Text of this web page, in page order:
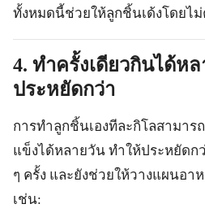
ทั้งหมดนี้ช่วยให้ลูกชิ้นเด้งโดยไม่
4. ทำครั้งเดียวกินได้ห
ประหยัดกว่า
การทำลูกชิ้นเองทีละกิโลสามาร
แข็งได้หลายวัน ทำให้ประหยัด
ๆ ครั้ง และยังช่วยให้วางแผนอา
เช่น: